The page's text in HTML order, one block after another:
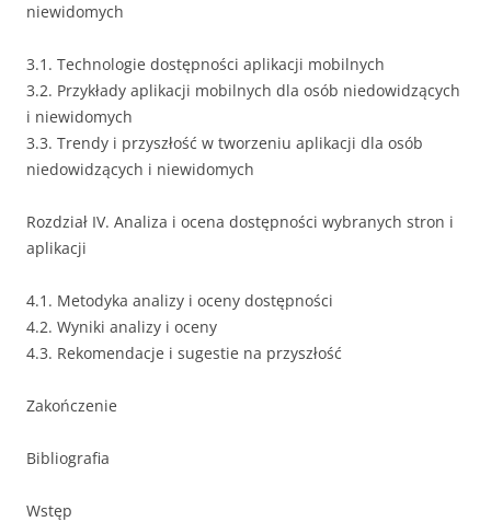
niewidomych
3.1. Technologie dostępności aplikacji mobilnych
3.2. Przykłady aplikacji mobilnych dla osób niedowidzących
i niewidomych
3.3. Trendy i przyszłość w tworzeniu aplikacji dla osób
niedowidzących i niewidomych
Rozdział IV. Analiza i ocena dostępności wybranych stron i
aplikacji
4.1. Metodyka analizy i oceny dostępności
4.2. Wyniki analizy i oceny
4.3. Rekomendacje i sugestie na przyszłość
Zakończenie
Bibliografia
Wstęp